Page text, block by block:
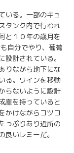
いる。一部のキュ
タンク内で行われ
と１０年の歳月を
自分でやり、葡萄
計されている。
りながら地下にな
る。ワインを移動
らないように設計
庫を持っていると
かけながらコツコ
っぷりあり近所の
いレミーだ。